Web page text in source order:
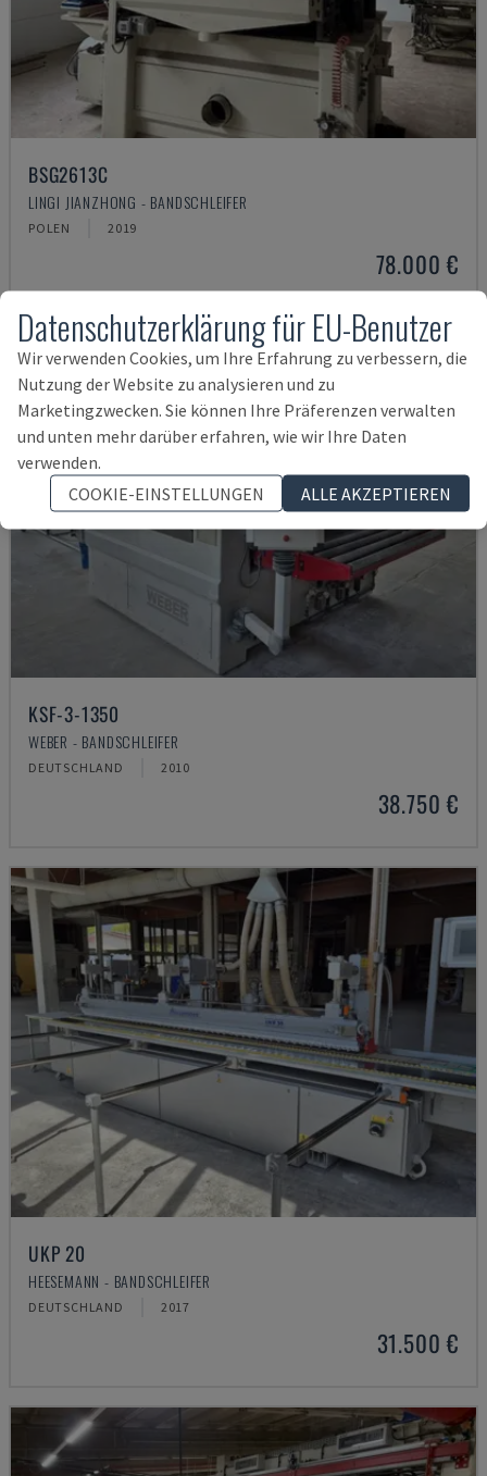
BSG2613C
LINGI JIANZHONG - BANDSCHLEIFER
POLEN 2019
78.000 €
KSF-3-1350
WEBER - BANDSCHLEIFER
DEUTSCHLAND 2010
38.750 €
UKP 20
HEESEMANN - BANDSCHLEIFER
DEUTSCHLAND 2017
31.500 €
Datenschutzerklärung für EU-Benutzer
Wir verwenden Cookies, um Ihre Erfahrung zu verbessern, die
Nutzung der Website zu analysieren und zu
Marketingzwecken. Sie können Ihre Präferenzen verwalten
und unten mehr darüber erfahren, wie wir Ihre Daten
verwenden.
COOKIE-EINSTELLUNGEN
ALLE AKZEPTIEREN